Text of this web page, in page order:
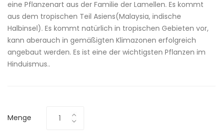
eine Pflanzenart aus der Familie der Lamellen. Es kommt
aus dem tropischen Teil Asiens(Malaysia, indische
Halbinsel). Es kommt natürlich in tropischen Gebieten vor,
kann aberauch in gemäßigten Klimazonen erfolgreich
angebaut werden. Es ist eine der wichtigsten Pflanzen im
Hinduismus..
Menge